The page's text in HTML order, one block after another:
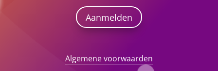
Aanmelden
Algemene voorwaarden